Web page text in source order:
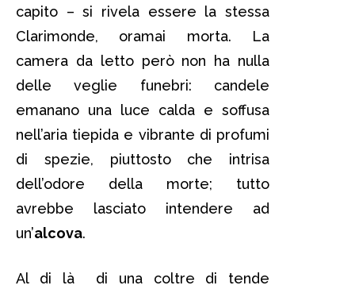
capito – si rivela essere la stessa
Clarimonde, oramai morta. La
camera da letto però non ha nulla
delle veglie funebri: candele
emanano una luce calda e soffusa
nell’aria tiepida e vibrante di profumi
di spezie, piuttosto che intrisa
dell’odore della morte; tutto
avrebbe lasciato intendere ad
un’alcova.
Al di là di una coltre di tende